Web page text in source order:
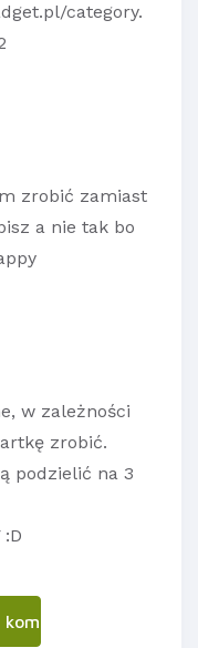
category.
zrobić zamiast
a nie tak bo
w zależności
zrobić.
podzielić na 3